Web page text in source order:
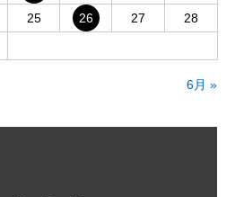
25 26 27
28
6月 »